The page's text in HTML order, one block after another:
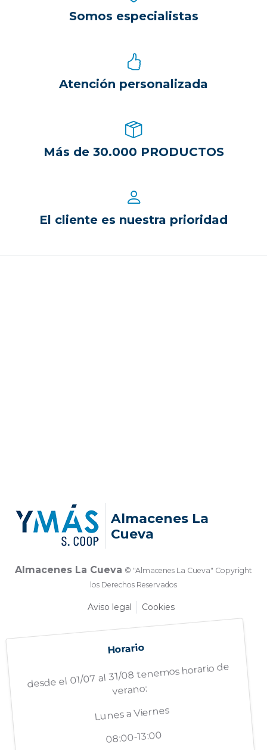
Somos especialistas
Atención personalizada
Más de 30.000 PRODUCTOS
El cliente es nuestra prioridad
Almacenes La
Cueva
Almacenes La Cueva © "Almacenes La Cueva" Copyright
los Derechos Reservados
Aviso legal Cookies
Horario
desde el 01/07 al 31/08 tenemos horario de
verano:
Lunes a Viernes
08:00-13:00